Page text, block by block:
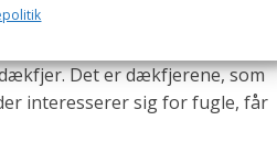
Det er dækfjerene, som
interesserer sig for fugle, får